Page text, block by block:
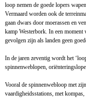
loop nemen de goede lopers
Vermaard worden ook de
gaan dwars door moerassen en
kamp Westerbork. In een
gevolgen zijn als landen geen
In de jaren zeventig wordt het
spinnenweblopen,
Vooral de spinnenwebloop met
vaardigheidsstations, met